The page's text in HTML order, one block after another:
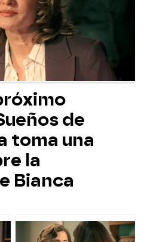
de
toma una
la
Bianca